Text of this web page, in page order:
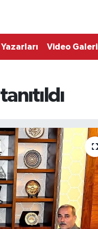
Yazarları Video Galeri